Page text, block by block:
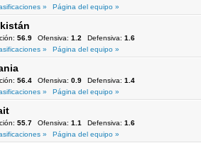
»
Página del equipo »
56.9 Ofensiva: 1.2 Defensiva: 1.6
»
Página del equipo »
56.4 Ofensiva: 0.9 Defensiva: 1.4
»
Página del equipo »
55.7 Ofensiva: 1.1 Defensiva: 1.6
»
Página del equipo »